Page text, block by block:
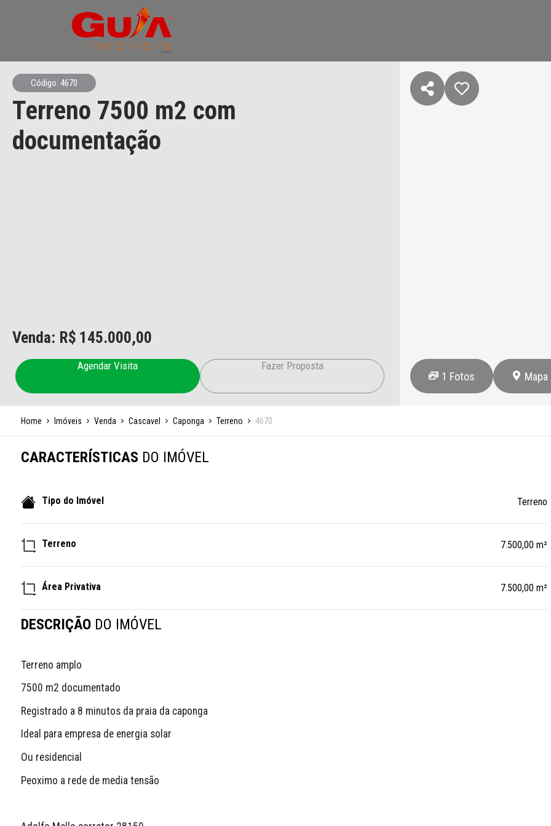
Código: 4670
Terreno 7500 m2 com
documentação
Venda: R$ 145.000,00
Agendar Visita Fazer Proposta
1 Fotos Mapa
Home Imóveis Venda Cascavel Caponga Terreno 4670
CARACTERÍSTICAS DO IMÓVEL
Tipo do Imóvel Terreno
Terreno 7.500,00 m²
Área Privativa 7.500,00 m²
DESCRIÇÃO DO IMÓVEL
Terreno amplo
7500 m2 documentado
Registrado a 8 minutos da praia da caponga
Ideal para empresa de energia solar
Ou residencial
Peoximo a rede de media tensão